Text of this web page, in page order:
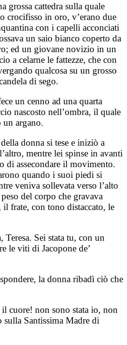
grossa cattedra sulla quale
crocifisso in oro, v’erano due
con i capelli acconciati
un saio bianco coperto da
ed un giovane novizio in un
a celarne le fattezze, che con
qualcosa su un grosso
di sego.
un cenno ad una quarta
nascosto nell’ombra, il quale
un argano.
donna si tese e iniziò a
mentre lei spinse in avanti
di assecondare il movimento.
quando i suoi piedi si
veniva sollevata verso l’alto
del corpo che gravava
il frate, con tono distaccato, le
Sei stata tu, con un
le viti di Jacopone de’
la donna ribadì ciò che
cuore! non sono stata io, non
Santissima Madre di